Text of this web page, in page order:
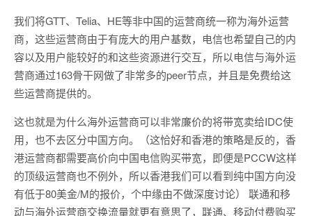
我们将GTT、Telia、HE等非中国的运营商统一称为海外运营
商，这些运营商由于有庞大的用户基数，电信也希望自己的内
容以及用户能较好的和这些资源进行交互，所以电信与海外运
营商通过163骨干网做了非常多的peer节点，并且是免费给这
些运营商提供的。
这也就是为什么海外运营商可以非常廉价的将带宽卖给IDC使
用，也不去区分中国方向。（这恰好和香港的策略是反的，香
港运营商都需要高价向中国电信购买带宽，即便是PCCW这样
的顶级运营商也不例外，所以香港我们可以看到纯中国方向没
有低于80美金/M的报价，个中缘由不做深度讨论） 联通和移
动与海外运营商交换流量就更有意思了，联通、移动付费购买